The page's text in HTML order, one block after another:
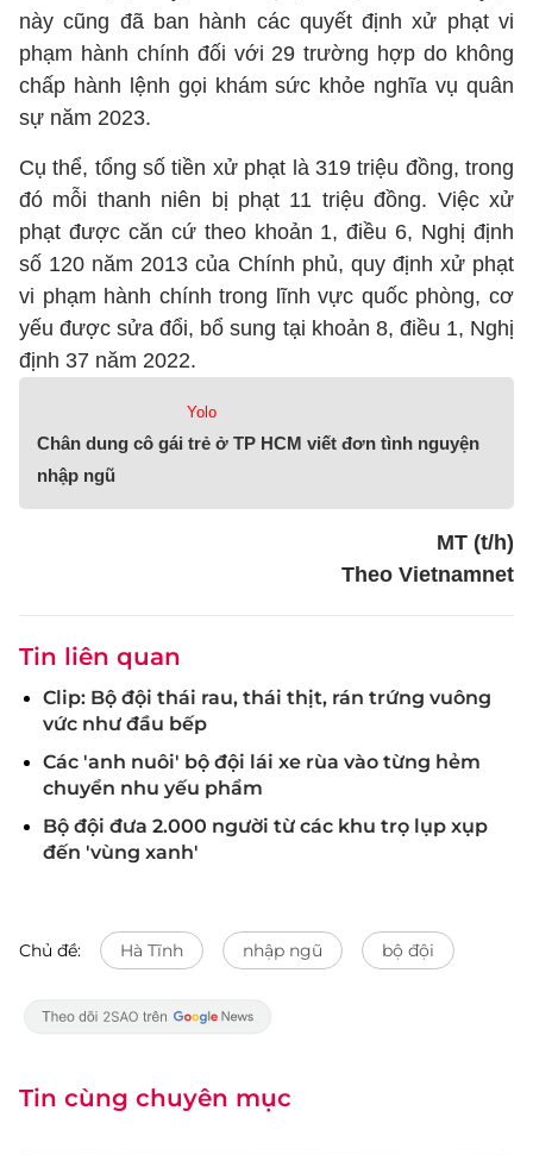
này cũng đã ban hành các quyết định xử phạt vi
phạm hành chính đối với 29 trường hợp do không
chấp hành lệnh gọi khám sức khỏe nghĩa vụ quân
sự năm 2023.
Cụ thể, tổng số tiền xử phạt là 319 triệu đồng, trong
đó mỗi thanh niên bị phạt 11 triệu đồng. Việc xử
phạt được căn cứ theo khoản 1, điều 6, Nghị định
số 120 năm 2013 của Chính phủ, quy định xử phạt
vi phạm hành chính trong lĩnh vực quốc phòng, cơ
yếu được sửa đổi, bổ sung tại khoản 8, điều 1, Nghị
định 37 năm 2022.
Yolo
Chân dung cô gái trẻ ở TP HCM viết đơn tình nguyện
nhập ngũ
MT (t/h)
Theo Vietnamnet
Tin liên quan
Clip: Bộ đội thái rau, thái thịt, rán trứng vuông
vức như đầu bếp
Các 'anh nuôi' bộ đội lái xe rùa vào từng hẻm
chuyển nhu yếu phẩm
Bộ đội đưa 2.000 người từ các khu trọ lụp xụp
đến 'vùng xanh'
Chủ đề: Hà Tĩnh nhập ngũ bộ đội
Tin cùng chuyên mục